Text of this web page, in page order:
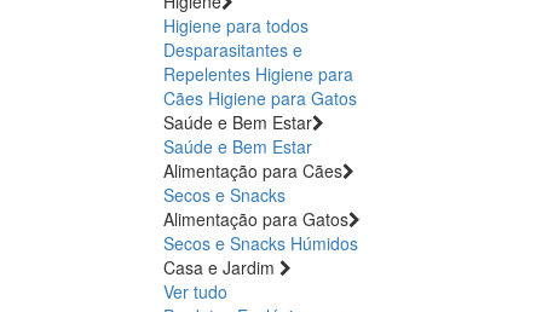
Higiene para todos
Desparasitantes e
Repelentes Higiene para
Cães Higiene para Gatos
Saúde e Bem Estar
Saúde e Bem Estar
Alimentação para Cães
Secos e Snacks
Alimentação para Gatos
Secos e Snacks Húmidos
Casa e Jardim
Ver tudo